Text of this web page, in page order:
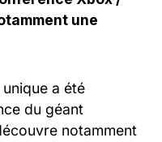
une
a été
du géant
notamment